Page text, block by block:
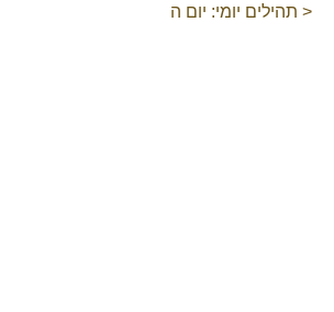
< תהילים יומי: יום ה